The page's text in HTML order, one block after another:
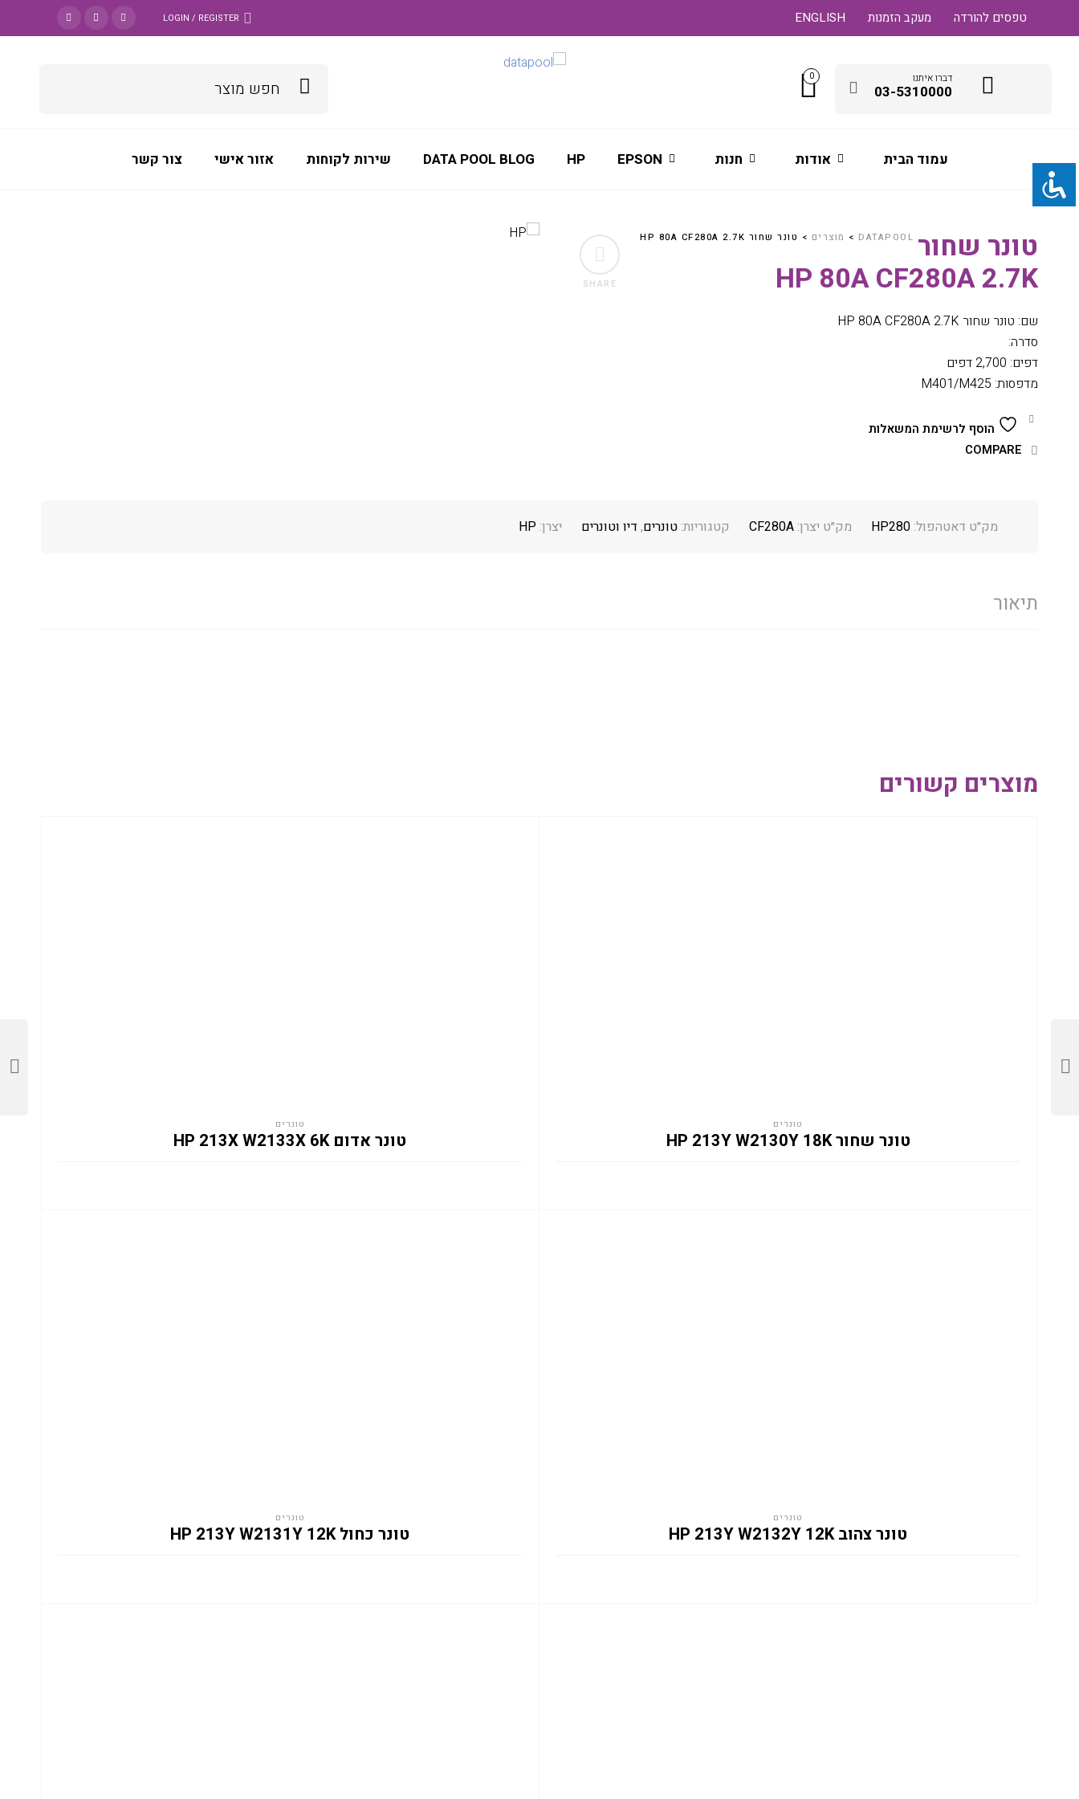
ENGLISH מעקב הזמנות טפסים להורדה LOGIN / REGISTER
דברו איתנו
03-5310000
0
עמוד הבית אודות חנות EPSON
HP
DATA POOL BLOG שירות לקוחות אזור אישי צור קשר
SHARE
DATAPOOL
> מוצרים > טונר שחור HP 80A CF280A 2.7K
טונר שחור
HP 80A CF280A 2.7K
שם: טונר שחור HP 80A CF280A 2.7K
סדרה:
דפים: 2,700 דפים
מדפסות: M401/M425
הוסף לרשימת המשאלות
COMPARE
מק״ט דאטהפול: HP280 מק״ט יצרן: CF280A קטגוריות: טונרים, דיו וטונרים יצרן: HP
תיאור
מוצרים קשורים
טונרים
טונר אדום HP 213X W2133X 6K
טונרים
טונר שחור HP 213Y W2130Y 18K
טונרים
טונר כחול HP 213Y W2131Y 12K
טונרים
טונר צהוב HP 213Y W2132Y 12K